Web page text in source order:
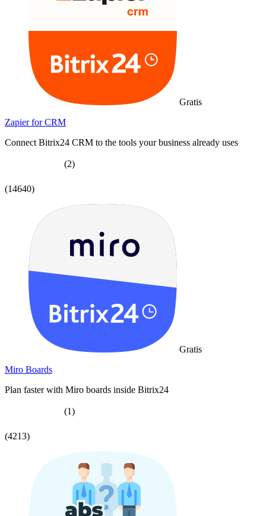
Gratis
Zapier for CRM
Connect Bitrix24 CRM to the tools your business already uses
(2)
(14640)
Gratis
Miro Boards
Plan faster with Miro boards inside Bitrix24
(1)
(4213)